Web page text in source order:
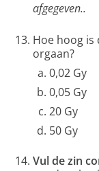
afgegeven..
Hoe hoog
orgaan?
0,02 Gy
0,05 Gy
20 Gy
50 Gy
Vul de zin